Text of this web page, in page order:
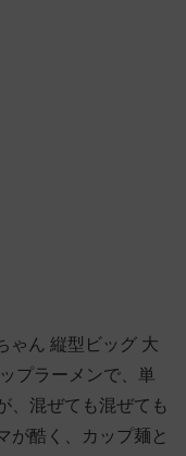
ゃん 縦型ビッグ 大
プラーメンで、単
、混ぜても混ぜても
が酷く、カップ麺と